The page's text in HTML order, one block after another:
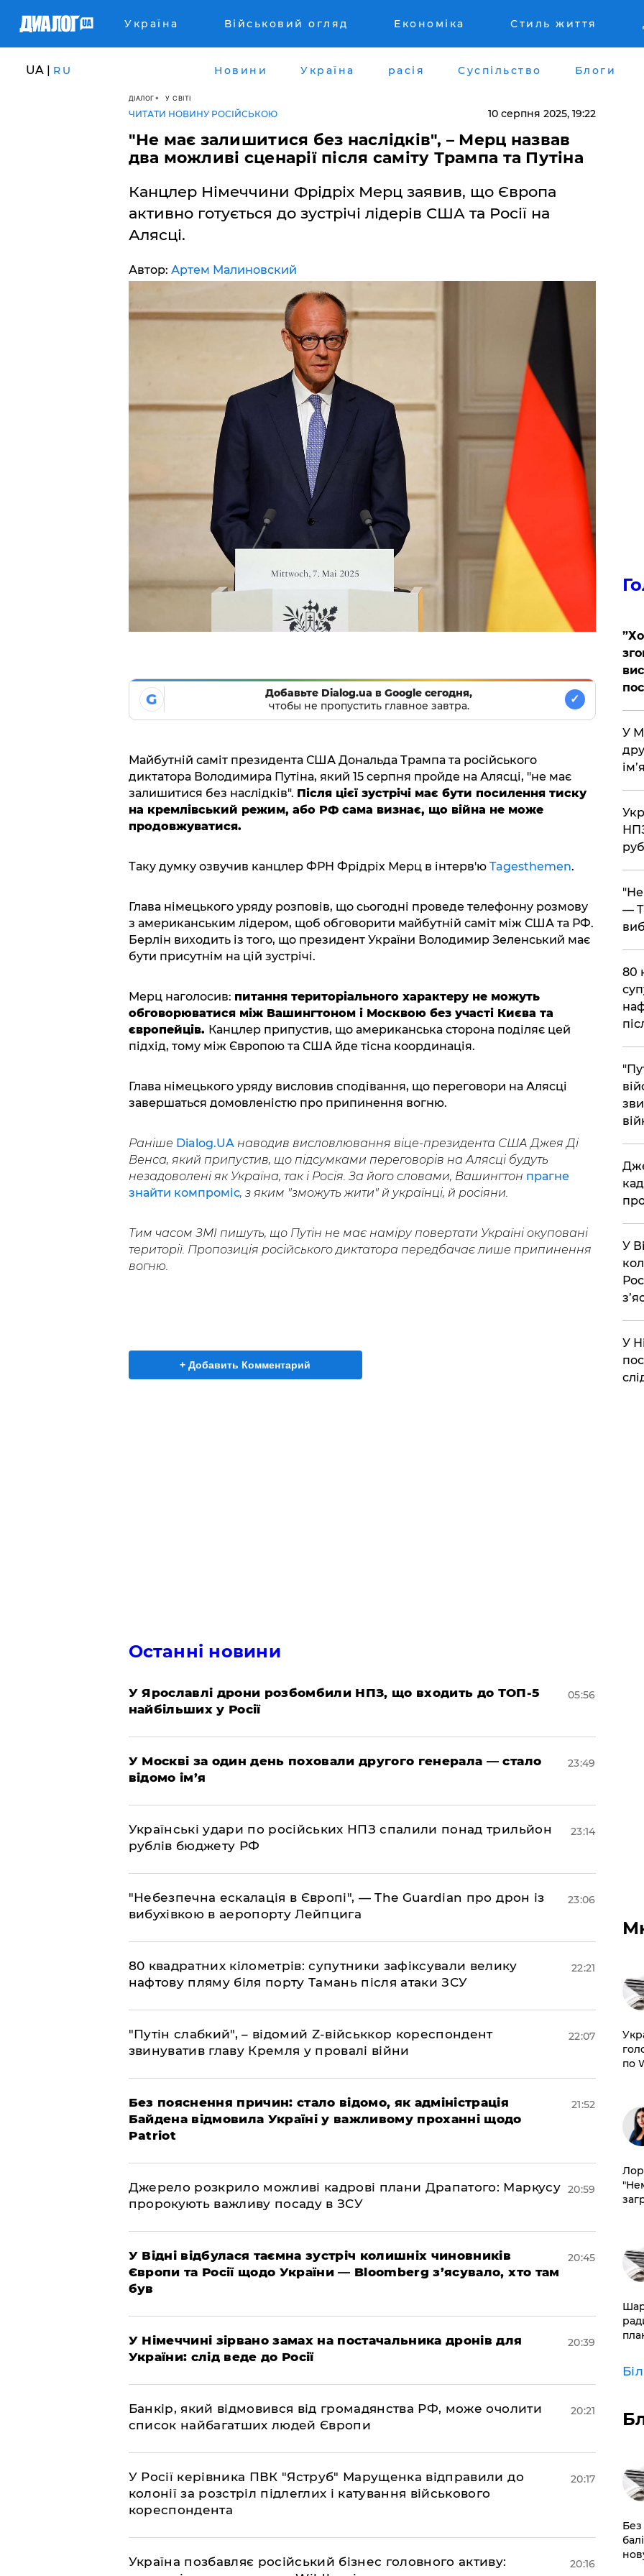
Україна Військовий огляд Економіка Стиль життя
UA | RU Новини Україна расія Суспільство Блоги
ДІАЛОГ У СВІТІ
ЧИТАТИ НОВИНУ РОСІЙСЬКОЮ 10 серпня 2025, 19:22
"Не має залишитися без наслідків", – Мерц назвав
два можливі сценарії після саміту Трампа та Путіна
Канцлер Німеччини Фрідріх Мерц заявив, що Європа
активно готується до зустрічі лідерів США та Росії на
Алясці.
Автор: Артем Малиновский
G
Добавьте Dialog.ua в Google сегодня,
чтобы не пропустить главное завтра.
✓
Майбутній саміт президента США Дональда Трампа та російського
диктатора Володимира Путіна, який 15 серпня пройде на Алясці, "не має
залишитися без наслідків". Після цієї зустрічі має бути посилення тиску
на кремлівський режим, або РФ сама визнає, що війна не може
продовжуватися.
Таку думку озвучив канцлер ФРН Фрідріх Мерц в інтерв'юTagesthemen.
Глава німецького уряду розповів, що сьогодні проведе телефонну розмову
з американським лідером, щоб обговорити майбутній саміт між США та РФ.
Берлін виходить із того, що президент України Володимир Зеленський має
бути присутнім на цій зустрічі.
Мерц наголосив: питання територіального характеру не можуть
обговорюватися між Вашингтоном і Москвою без участі Києва та
європейців. Канцлер припустив, що американська сторона поділяє цей
підхід, тому між Європою та США йде тісна координація.
Глава німецького уряду висловив сподівання, що переговори на Алясці
завершаться домовленістю про припинення вогню.
Раніше Dialog.UAнаводив висловлювання віце-президента США Джея Ді
Венса, який припустив, що підсумками переговорів на Алясці будуть
незадоволені як Україна, так і Росія. За його словами, Вашингтон прагне
знайти компроміс, з яким "зможуть жити" й українці, й росіяни.
Тим часом ЗМІ пишуть, що Путін не має наміру повертати Україні окуповані
території. Пропозиція російського диктатора передбачає лише припинення
вогню.
+ Добавить Комментарий
Останні новини
У Ярославлі дрони розбомбили НПЗ, що входить до ТОП-5
найбільших у Росії
05:56
​У Москві за один день поховали другого генерала — стало
відомо ім’я
23:49
​Українські удари по російських НПЗ спалили понад трильйон
рублів бюджету РФ
23:14
​"Небезпечна ескалація в Європі", — The Guardian про дрон із
вибухівкою в аеропорту Лейпцига
23:06
​80 квадратних кілометрів: супутники зафіксували велику
нафтову пляму біля порту Тамань після атаки ЗСУ
22:21
"Путін слабкий", – відомий Z-військкор кореспондент
звинуватив главу Кремля у провалі війни
22:07
​Без пояснення причин: стало відомо, як адміністрація
Байдена відмовила Україні у важливому проханні щодо
Patriot
21:52
​Джерело розкрило можливі кадрові плани Драпатого: Маркусу
пророкують важливу посаду в ЗСУ
20:59
​У Відні відбулася таємна зустріч колишніх чиновників
Європи та Росії щодо України — Bloomberg з’ясувало, хто там
був
20:45
​У Німеччині зірвано замах на постачальника дронів для
України: слід веде до Росії
20:39
​Банкір, який відмовився від громадянства РФ, може очолити
список найбагатших людей Європи
20:21
​У Росії керівника ПВК "Яструб" Марущенка відправили до
колонії за розстріл підлеглих і катування військового
кореспондента
20:17
​Україна позбавляє російський бізнес головного активу:
20:16
​У
ім’я
—
​80
​У
​У
по